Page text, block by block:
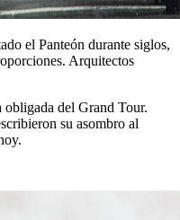
el Panteón durante siglos,
Arquitectos
del Grand Tour.
su asombro al